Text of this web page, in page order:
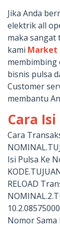
Jika Anda
elektrik all
maka sangat
kami Market
membimbing
bisnis pulsa
Customer
membantu
Cara
Cara
Isi Pulsa Ke
RELOAD
Nomor Sama